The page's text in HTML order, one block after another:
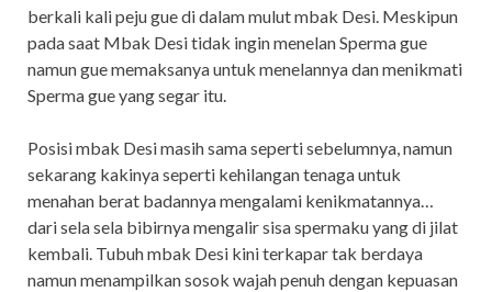
berkali kali peju gue di dalam mulut mbak Desi. Meskipun
pada saat Mbak Desi tidak ingin menelan Sperma gue
namun gue memaksanya untuk menelannya dan menikmati
Sperma gue yang segar itu.
Posisi mbak Desi masih sama seperti sebelumnya, namun
sekarang kakinya seperti kehilangan tenaga untuk
menahan berat badannya mengalami kenikmatannya…
dari sela sela bibirnya mengalir sisa spermaku yang di jilat
kembali. Tubuh mbak Desi kini terkapar tak berdaya
namun menampilkan sosok wajah penuh dengan kepuasan